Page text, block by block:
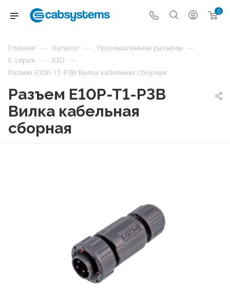
0
Главная — Каталог — Промышленные разъемы —
E серия — E10 —
Разъем E10P-T1-P3B Вилка кабельная сборная
Разъем E10P-T1-P3B
Вилка кабельная
сборная